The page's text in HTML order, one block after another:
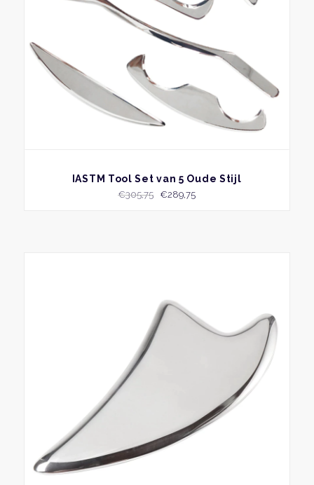
BEKIJK
IASTM Tool Set van 5 Oude Stijl
€305,75
Oorspronkelijke
€289,75Huidige